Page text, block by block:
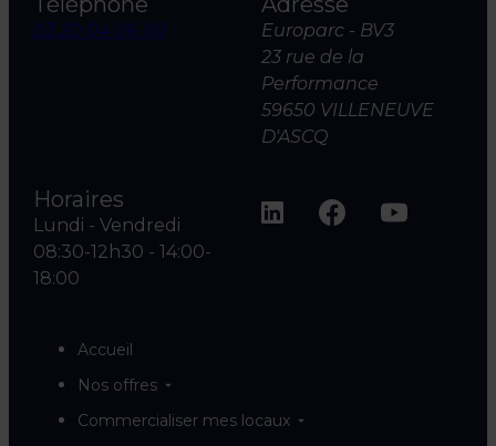
03 20 04 06 00
Europarc - BV3
23 rue de la
Performance
59650 VILLENEUVE
D'ASCQ
Horaires
Lundi - Vendredi
08:30-12h30 - 14:00-
18:00
Accueil
Nos offres
Commercialiser mes locaux